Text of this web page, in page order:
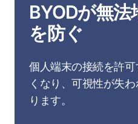
BYODが無
を防ぐ
個人端末の接続を許
くなり、可視性が失
ります。